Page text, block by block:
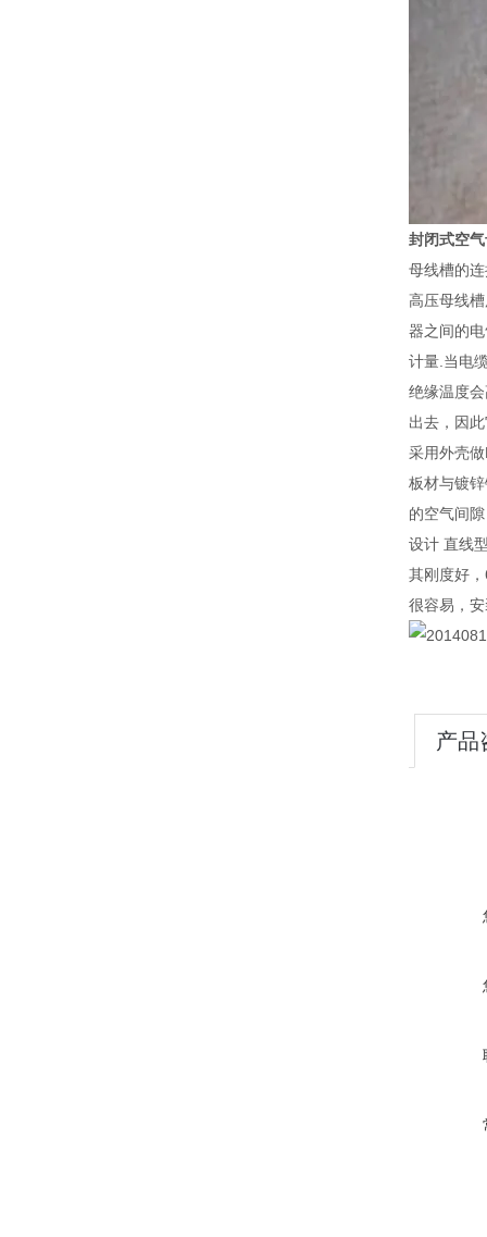
封闭式空
母线槽的
高压母线
器之间的
计量.当电
绝缘温度
出去，因
采用外壳
板材与镀
的空气间
设计 直线
其刚度好
很容易，
产品